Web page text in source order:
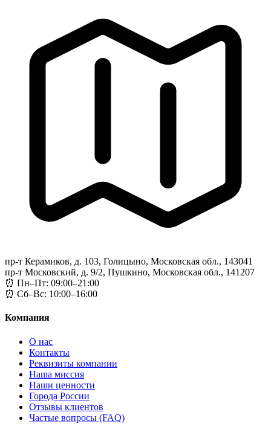
пр-т Керамиков, д. 103, Голицыно, Московская обл., 143041
пр-т Московский, д. 9/2, Пушкино, Московская обл., 141207
⏰ Пн–Пт: 09:00–21:00
⏰ Сб–Вс: 10:00–16:00
Компания
О нас
Контакты
Реквизиты компании
Наша миссия
Наши ценности
Города России
Отзывы клиентов
Частые вопросы (FAQ)